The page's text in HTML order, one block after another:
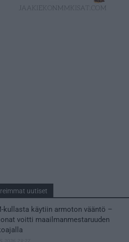
uutiset
kullasta käytiin armoton vääntö –
voitti maailmanmestaruuden